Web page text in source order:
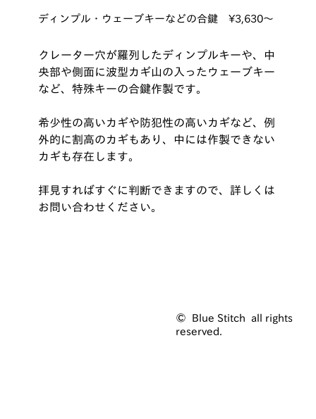
ディンプル・ウェーブキーなどの合鍵 ¥3,630～
クレーター穴が羅列したディンプルキーや、中
央部や側面に波型カギ山の入ったウェーブキー
など、特殊キーの合鍵作製です。
希少性の高いカギや防犯性の高いカギなど、例
外的に割高のカギもあり、中には作製できない
カギも存在します。
拝見すればすぐに判断できますので、詳しくは
お問い合わせください。
© Blue Stitch all rights
reserved.